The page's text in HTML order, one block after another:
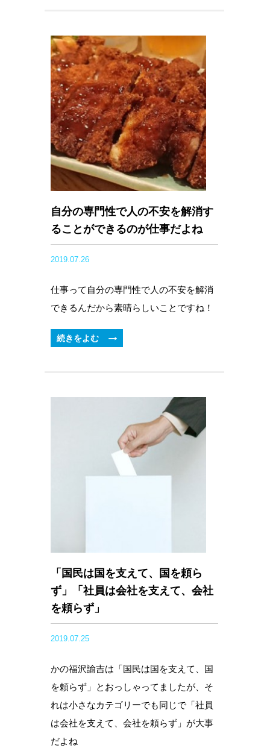
自分の専門性で人の不安を解消す
ることができるのが仕事だよね
2019.07.26
仕事って自分の専門性で人の不安を解消
できるんだから素晴らしいことですね！
続きをよむ
「国民は国を支えて、国を頼ら
ず」「社員は会社を支えて、会社
を頼らず」
2019.07.25
かの福沢諭吉は「国民は国を支えて、国
を頼らず」とおっしゃってましたが、そ
れは小さなカテゴリーでも同じで「社員
は会社を支えて、会社を頼らず」が大事
だよね